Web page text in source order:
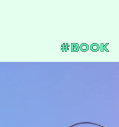
#BOOK